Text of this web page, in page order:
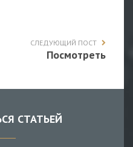
СЛЕДУЮЩИЙ ПОСТ
Посмотреть
СТАТЬЕЙ